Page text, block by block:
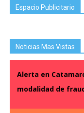
Espacio Publicitario
Noticias Mas Vistas
Alerta en
modalidad de